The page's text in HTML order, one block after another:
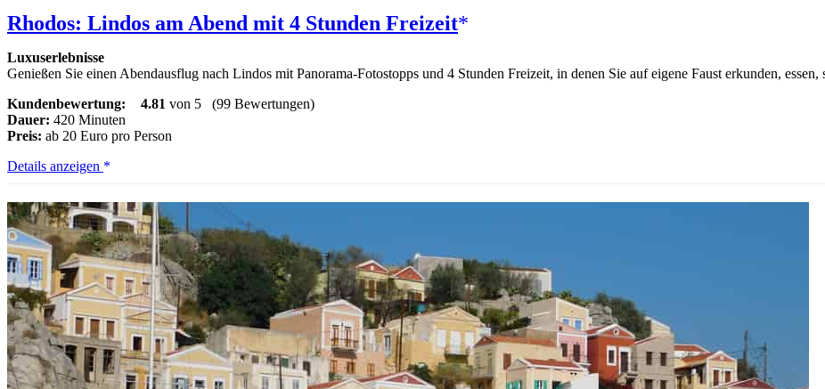
Rhodos: Lindos am Abend mit 4 Stunden Freizeit
Luxuserlebnisse
Genießen Sie einen Abendausflug nach Lindos mit Panorama-Fotostopps und 4 Stunden Freizeit, in denen Sie auf eigene Faust erkunden,
Kundenbewertung:
4.81 von 5 (99 Bewertungen)
Dauer: 420 Minuten
Preis: ab 20 Euro pro Person
Rhodos:
Abend
mit
4 Stunden
Freizeit
Details anzeigen